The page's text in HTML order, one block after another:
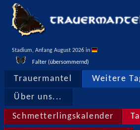
Stadium, Anfang August 2026 in
Falter (übersommernd)
Trauermantel Weitere
Über uns...
Schmetterlingskalender